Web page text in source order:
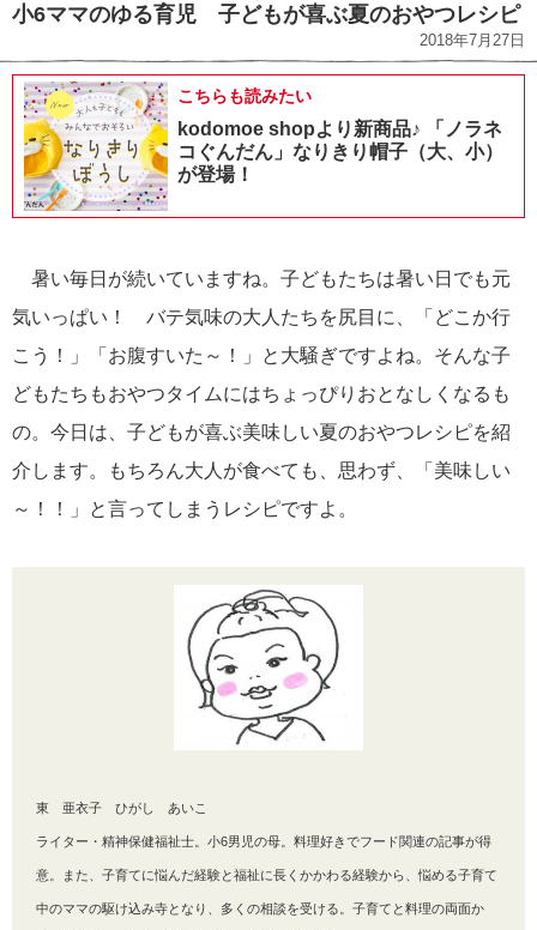
小6ママのゆる育児 子どもが喜ぶ夏のおやつレシピ
2018年7月27日
こちらも読みたい
kodomoe shopより新商品♪ 「ノラネ
コぐんだん」なりきり帽子（大、小）
が登場！
暑い毎日が続いていますね。子どもたちは暑い日でも元
気いっぱい！ バテ気味の大人たちを尻目に、「どこか行
こう！」「お腹すいた～！」と大騒ぎですよね。そんな子
どもたちもおやつタイムにはちょっぴりおとなしくなるも
の。今日は、子どもが喜ぶ美味しい夏のおやつレシピを紹
介します。もちろん大人が食べても、思わず、「美味しい
～！！」と言ってしまうレシピですよ。
東 亜衣子 ひがし あいこ
ライター・精神保健福祉士。小6男児の母。料理好きでフード関連の記事が得
意。また、子育てに悩んだ経験と福祉に長くかかわる経験から、悩める子育て
中のママの駆け込み寺となり、多くの相談を受ける。子育てと料理の両面か